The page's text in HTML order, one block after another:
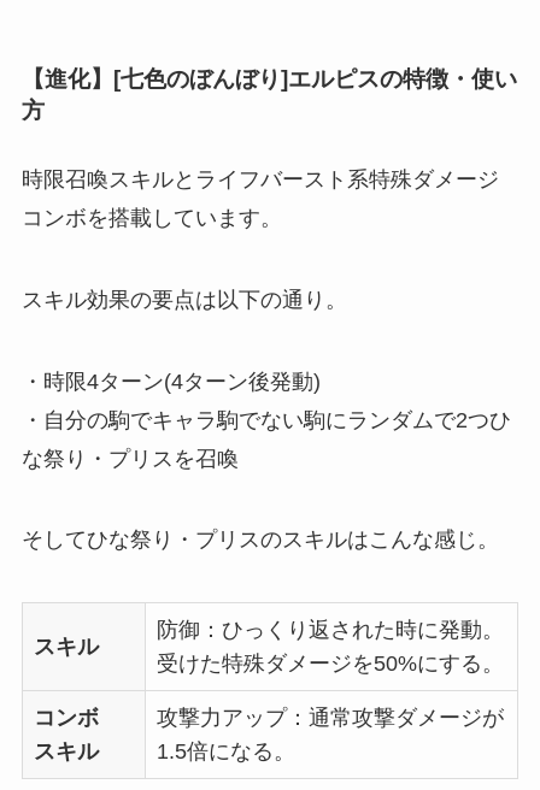
【進化】[七色のぼんぼり]エルピスの特徴・使い
方
時限召喚スキルとライフバースト系特殊ダメージ
コンボを搭載しています。
スキル効果の要点は以下の通り。
・時限4ターン(4ターン後発動)
・自分の駒でキャラ駒でない駒にランダムで2つひ
な祭り・プリスを召喚
そしてひな祭り・プリスのスキルはこんな感じ。
スキル
防御：ひっくり返された時に発動。
受けた特殊ダメージを50%にする。
コンボ
スキル
攻撃力アップ：通常攻撃ダメージが
1.5倍になる。